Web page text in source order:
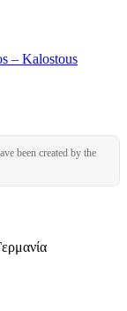
been created by the